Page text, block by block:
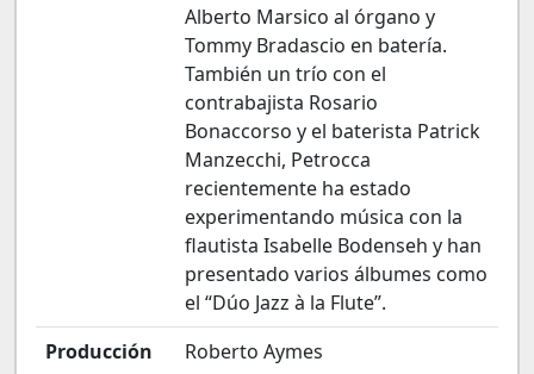
Alberto Marsico al órgano y
Tommy Bradascio en batería.
También un trío con el
contrabajista Rosario
Bonaccorso y el baterista Patrick
Manzecchi, Petrocca
recientemente ha estado
experimentando música con la
flautista Isabelle Bodenseh y han
presentado varios álbumes como
el “Dúo Jazz à la Flute”.
Producción
Roberto Aymes